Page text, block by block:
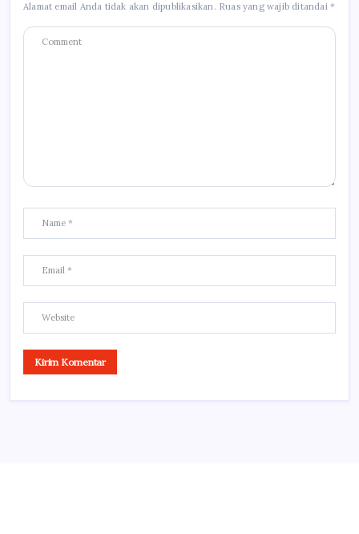
Alamat email Anda tidak akan dipublikasikan. Ruas yang wajib ditandai*